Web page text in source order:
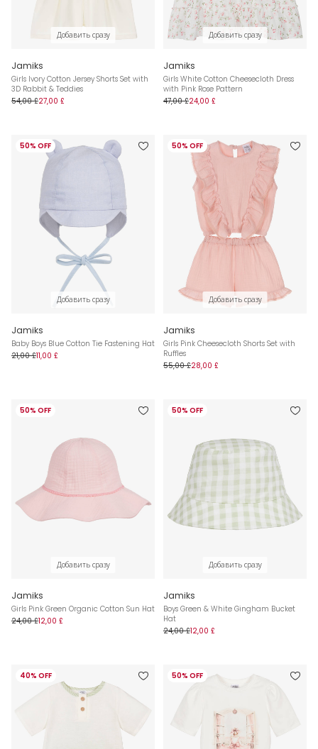
Добавить сразу
Jamiks
Girls Ivory Cotton Jersey Shorts Set with
3D Rabbit & Teddies
54,00 £27,00 £
Добавить сразу
Jamiks
Girls White Cotton Cheesecloth Dress
with Pink Rose Pattern
47,00 £24,00 £
50% OFF
Добавить сразу
Jamiks
Baby Boys Blue Cotton Tie Fastening Hat
21,00 £11,00 £
50% OFF
Добавить сразу
Jamiks
Girls Pink Cheesecloth Shorts Set with
Ruffles
55,00 £28,00 £
50% OFF
Добавить сразу
Jamiks
Girls Pink Green Organic Cotton Sun Hat
24,00 £12,00 £
50% OFF
Добавить сразу
Jamiks
Boys Green & White Gingham Bucket
Hat
24,00 £12,00 £
40% OFF 50% OFF